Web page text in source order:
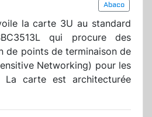
Abaco
la carte 3U au standard
qui procure des
de points de terminaison de
Networking) pour les
La carte est architecturée